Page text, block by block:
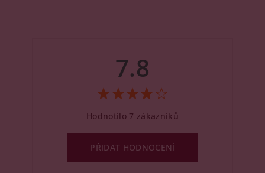
7.8
Hodnotilo 7 zákazníků
PŘIDAT HODNOCENÍ